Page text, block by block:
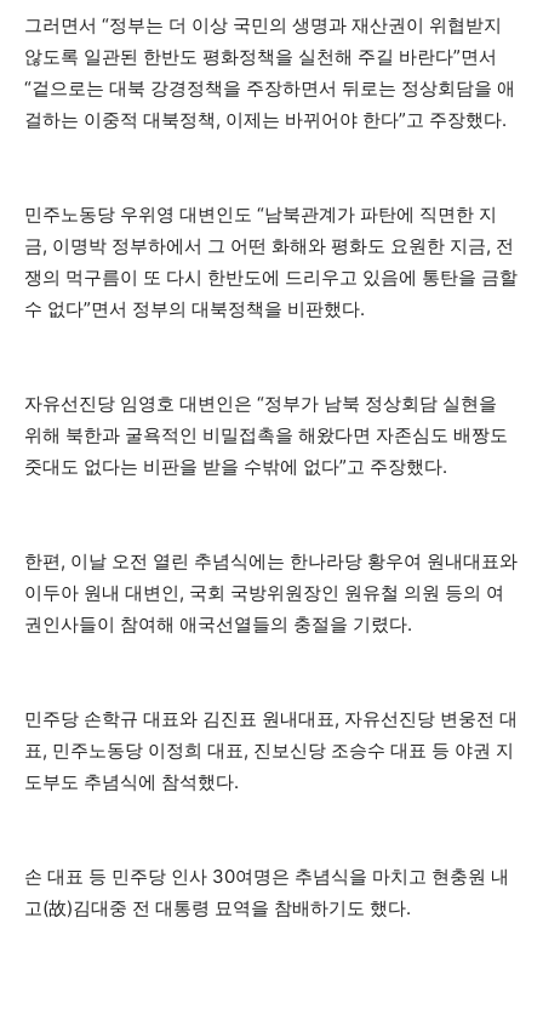
그러면서 “정부는 더 이상 국민의 생명과 재산권이 위협받지
않도록 일관된 한반도 평화정책을 실천해 주길 바란다”면서
“겉으로는 대북 강경정책을 주장하면서 뒤로는 정상회담을 애
걸하는 이중적 대북정책, 이제는 바뀌어야 한다”고 주장했다.
민주노동당 우위영 대변인도 “남북관계가 파탄에 직면한 지
금, 이명박 정부하에서 그 어떤 화해와 평화도 요원한 지금, 전
쟁의 먹구름이 또 다시 한반도에 드리우고 있음에 통탄을 금할
수 없다”면서 정부의 대북정책을 비판했다.
자유선진당 임영호 대변인은 “정부가 남북 정상회담 실현을
위해 북한과 굴욕적인 비밀접촉을 해왔다면 자존심도 배짱도
줏대도 없다는 비판을 받을 수밖에 없다”고 주장했다.
한편, 이날 오전 열린 추념식에는 한나라당 황우여 원내대표와
이두아 원내 대변인, 국회 국방위원장인 원유철 의원 등의 여
권인사들이 참여해 애국선열들의 충절을 기렸다.
민주당 손학규 대표와 김진표 원내대표, 자유선진당 변웅전 대
표, 민주노동당 이정희 대표, 진보신당 조승수 대표 등 야권 지
도부도 추념식에 참석했다.
손 대표 등 민주당 인사 30여명은 추념식을 마치고 현충원 내
고(故)김대중 전 대통령 묘역을 참배하기도 했다.